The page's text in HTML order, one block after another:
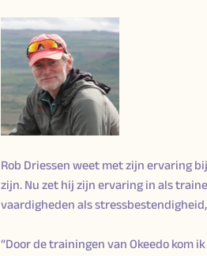
Rob Driessen weet met zijn ervaring
zijn. Nu zet hij zijn ervaring in als
vaardigheden als
“Door de trainingen van Okeedo kom